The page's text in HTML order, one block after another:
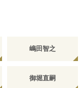
嶋田智之
御堀直嗣